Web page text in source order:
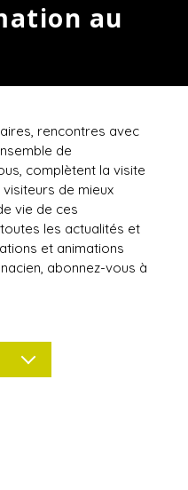
au
rencontres avec
de
complètent la visite
de mieux
vie de ces
les actualités et
et animations
abonnez-vous à